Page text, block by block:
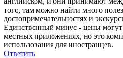
того, там можно найти много
достопримечательностях и
Единственный минус - цены
местных приложениях, но это
использования для иностранцев.
Ответить